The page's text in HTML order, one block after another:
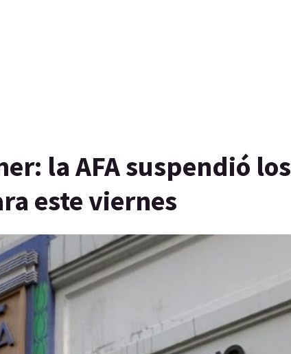
la AFA suspendió los
este viernes